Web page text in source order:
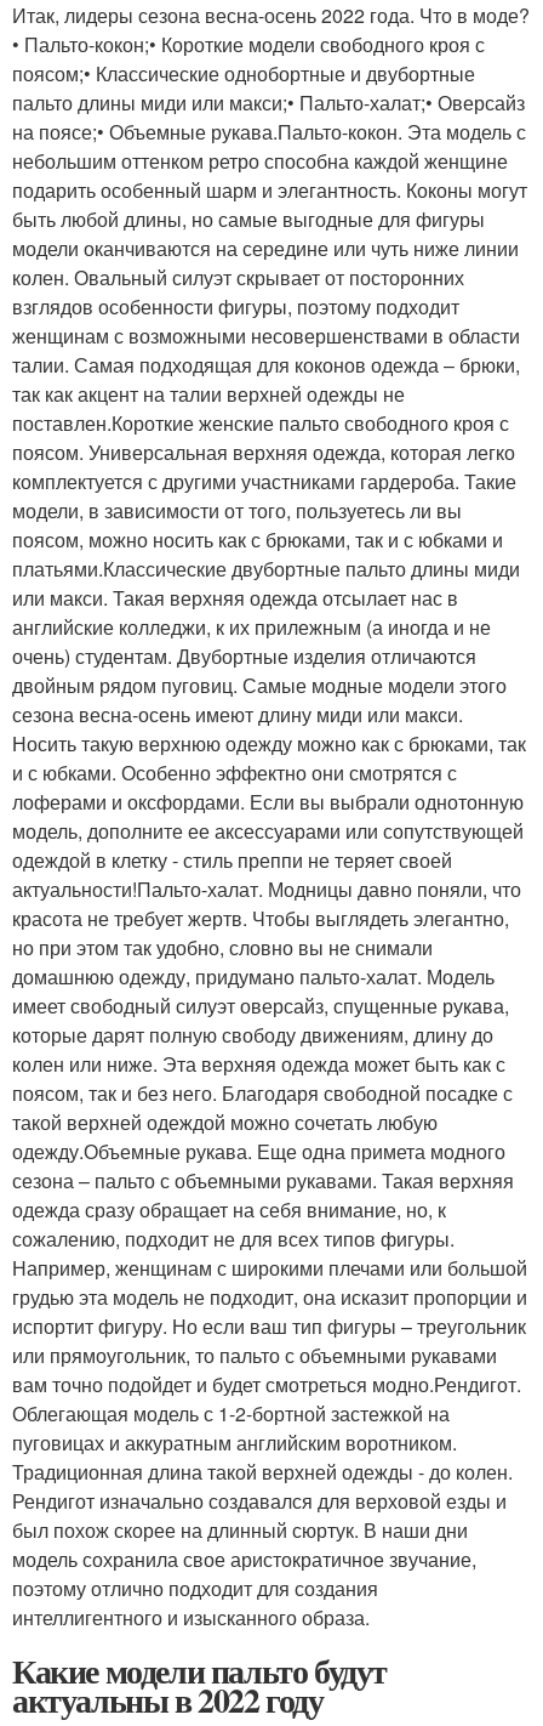
Итак, лидеры сезона весна-осень 2022 года. Что в моде?
• Пальто-кокон;• Короткие модели свободного кроя с
поясом;• Классические однобортные и двубортные
пальто длины миди или макси;• Пальто-халат;• Оверсайз
на поясе;• Объемные рукава.Пальто-кокон. Эта модель с
небольшим оттенком ретро способна каждой женщине
подарить особенный шарм и элегантность. Коконы могут
быть любой длины, но самые выгодные для фигуры
модели оканчиваются на середине или чуть ниже линии
колен. Овальный силуэт скрывает от посторонних
взглядов особенности фигуры, поэтому подходит
женщинам с возможными несовершенствами в области
талии. Самая подходящая для коконов одежда – брюки,
так как акцент на талии верхней одежды не
поставлен.Короткие женские пальто свободного кроя с
поясом. Универсальная верхняя одежда, которая легко
комплектуется с другими участниками гардероба. Такие
модели, в зависимости от того, пользуетесь ли вы
поясом, можно носить как с брюками, так и с юбками и
платьями.Классические двубортные пальто длины миди
или макси. Такая верхняя одежда отсылает нас в
английские колледжи, к их прилежным (а иногда и не
очень) студентам. Двубортные изделия отличаются
двойным рядом пуговиц. Самые модные модели этого
сезона весна-осень имеют длину миди или макси.
Носить такую верхнюю одежду можно как с брюками, так
и с юбками. Особенно эффектно они смотрятся с
лоферами и оксфордами. Если вы выбрали однотонную
модель, дополните ее аксессуарами или сопутствующей
одеждой в клетку - стиль преппи не теряет своей
актуальности!Пальто-халат. Модницы давно поняли, что
красота не требует жертв. Чтобы выглядеть элегантно,
но при этом так удобно, словно вы не снимали
домашнюю одежду, придумано пальто-халат. Модель
имеет свободный силуэт оверсайз, спущенные рукава,
которые дарят полную свободу движениям, длину до
колен или ниже. Эта верхняя одежда может быть как с
поясом, так и без него. Благодаря свободной посадке с
такой верхней одеждой можно сочетать любую
одежду.Объемные рукава. Еще одна примета модного
сезона – пальто с объемными рукавами. Такая верхняя
одежда сразу обращает на себя внимание, но, к
сожалению, подходит не для всех типов фигуры.
Например, женщинам с широкими плечами или большой
грудью эта модель не подходит, она исказит пропорции и
испортит фигуру. Но если ваш тип фигуры – треугольник
или прямоугольник, то пальто с объемными рукавами
вам точно подойдет и будет смотреться модно.Рендигот.
Облегающая модель с 1-2-бортной застежкой на
пуговицах и аккуратным английским воротником.
Традиционная длина такой верхней одежды - до колен.
Рендигот изначально создавался для верховой езды и
был похож скорее на длинный сюртук. В наши дни
модель сохранила свое аристократичное звучание,
поэтому отлично подходит для создания
интеллигентного и изысканного образа.
Какие модели пальто будут
актуальны в 2022 году